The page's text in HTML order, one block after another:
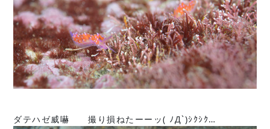
ダテハゼ威嚇 撮り損ねたーーッ( ﾉД`)ｼｸｼｸ…